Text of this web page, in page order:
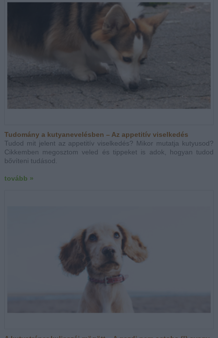
Tudomány a kutyanevelésben – Az appetitív viselkedés
Tudod mit jelent az appetitív viselkedés? Mikor mutatja kutyusod?
Cikkemben megosztom veled és tippeket is adok, hogyan tudod
bővíteni tudásod.
tovább »